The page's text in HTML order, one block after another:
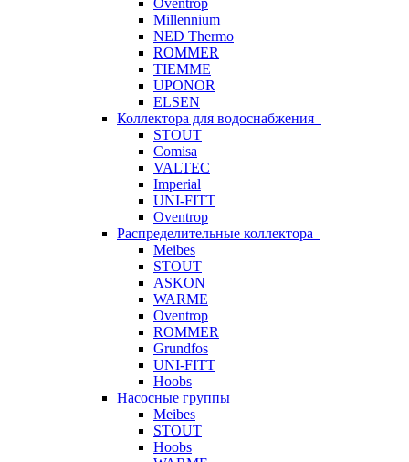
Oventrop
Millennium
NED Thermo
ROMMER
TIEMME
UPONOR
ELSEN
Коллектора для водоснабжения
STOUT
Comisa
VALTEC
Imperial
UNI-FITT
Oventrop
Распределительные коллектора
Meibes
STOUT
ASKON
WARME
Oventrop
ROMMER
Grundfos
UNI-FITT
Hoobs
Насосные группы
Meibes
STOUT
Hoobs